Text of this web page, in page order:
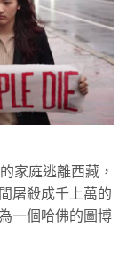
家庭逃離西藏，
屠殺成千上萬的
一個哈佛的圖博